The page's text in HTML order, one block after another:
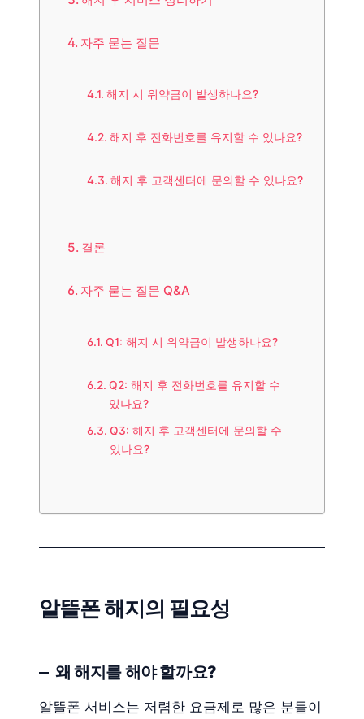
자주 묻는 질문
해지 시 위약금이 발생하나요?
해지 후 전화번호를 유지할 수 있나요?
해지 후 고객센터에 문의할 수 있나요?
결론
자주 묻는 질문 Q&A
Q1: 해지 시 위약금이 발생하나요?
Q2: 해지 후 전화번호를 유지할 수
있나요?
Q3: 해지 후 고객센터에 문의할 수
있나요?
알뜰폰 해지의 필요성
왜 해지를 해야 할까요?
알뜰폰 서비스는 저렴한 요금제로 많은 분들이